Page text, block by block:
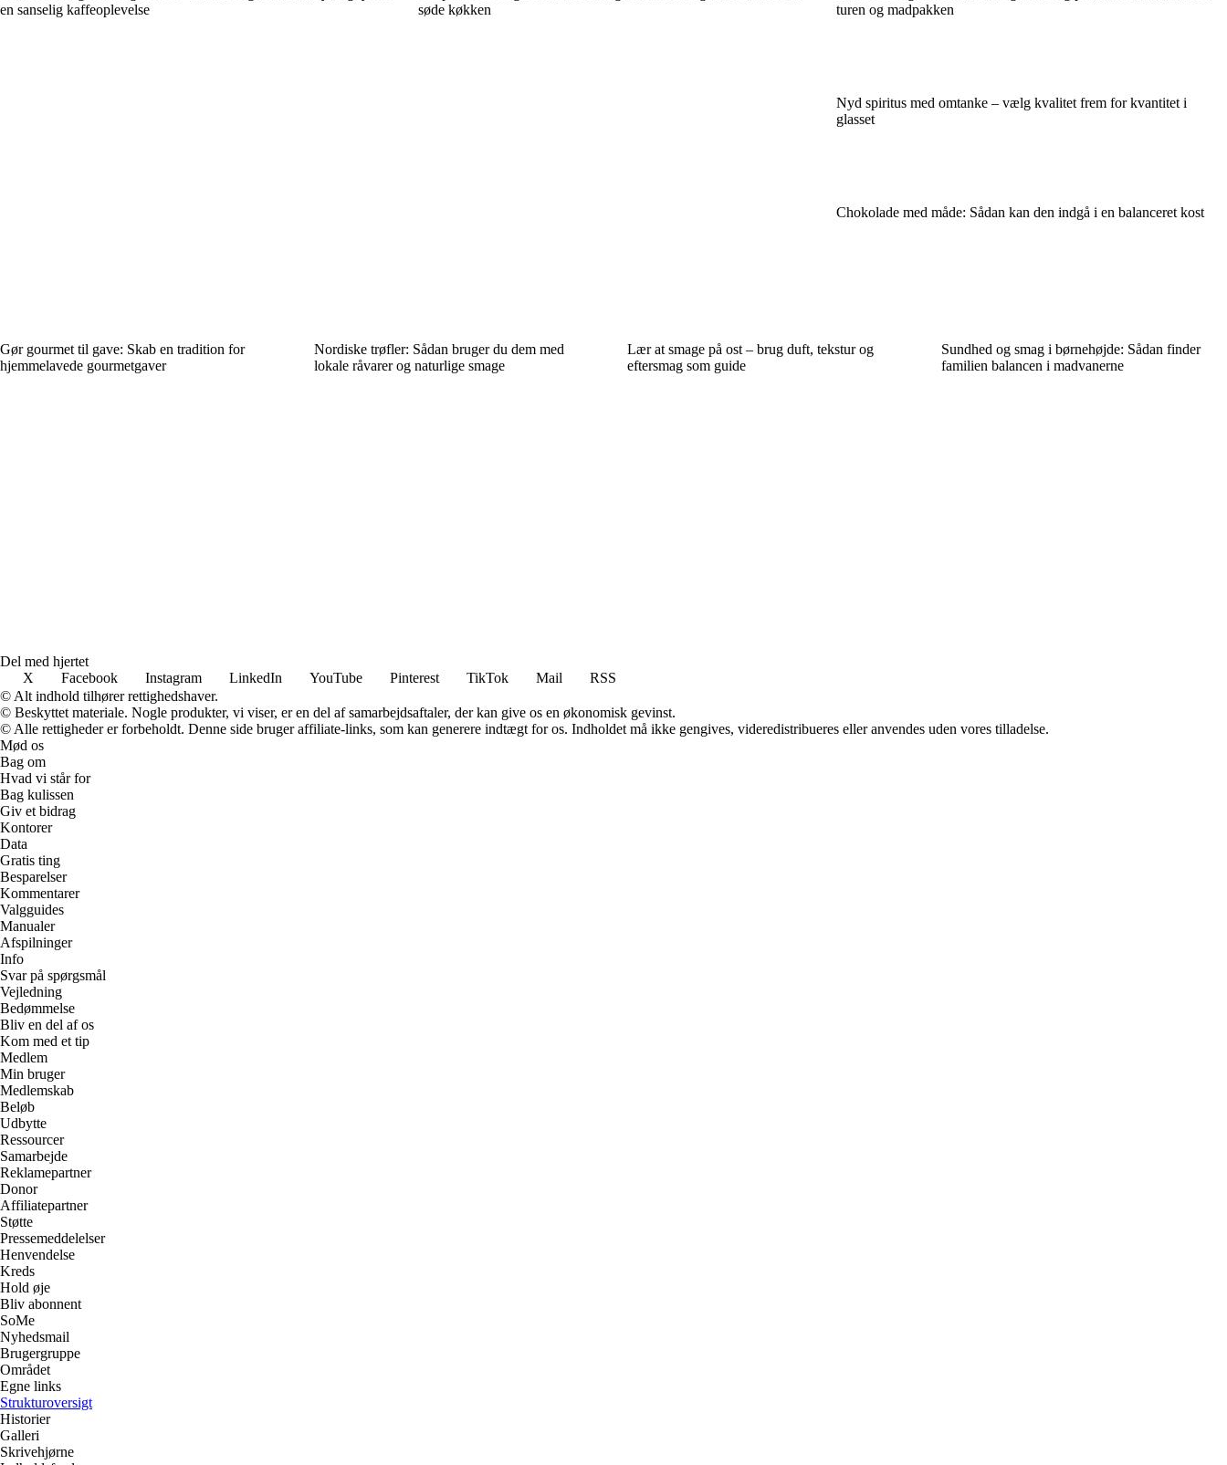
en sanselig kaffeoplevelse
søde køkken
turen og madpakken
Nyd spiritus med omtanke – vælg kvalitet frem for kvantitet i
glasset
Chokolade med måde: Sådan kan den indgå i en balanceret kost
Gør gourmet til gave: Skab en tradition for
hjemmelavede gourmetgaver
Nordiske trøfler: Sådan bruger du dem med
lokale råvarer og naturlige smage
Lær at smage på ost – brug duft, tekstur og
eftersmag som guide
Sundhed og smag i børnehøjde: Sådan finder
familien balancen i madvanerne
Del med hjertet
X
Facebook Instagram LinkedIn YouTube Pinterest TikTok Mail
RSS
© Alt indhold tilhører rettighedshaver.
© Beskyttet materiale. Nogle produkter, vi viser, er en del af samarbejdsaftaler, der kan give os en økonomisk gevinst.
© Alle rettigheder er forbeholdt. Denne side bruger affiliate-links, som kan generere indtægt for os. Indholdet må ikke gengives, videredistribueres eller anvendes uden vores tilladelse.
Mød os
Bag om
Hvad vi står for
Bag kulissen
Giv et bidrag
Kontorer
Data
Gratis ting
Besparelser
Kommentarer
Valgguides
Manualer
Afspilninger
Info
Svar på spørgsmål
Vejledning
Bedømmelse
Bliv en del af os
Kom med et tip
Medlem
Min bruger
Medlemskab
Beløb
Udbytte
Ressourcer
Samarbejde
Reklamepartner
Donor
Affiliatepartner
Støtte
Pressemeddelelser
Henvendelse
Kreds
Hold øje
Bliv abonnent
SoMe
Nyhedsmail
Brugergruppe
Området
Egne links
Strukturoversigt
Historier
Galleri
Skrivehjørne